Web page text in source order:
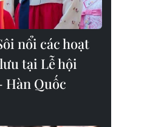
nổi các hoạt
tại Lễ hội
Hàn Quốc